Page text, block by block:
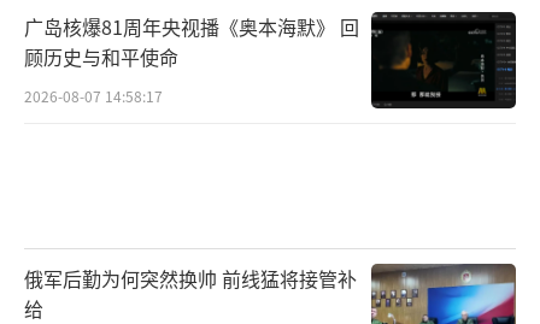
广岛核爆81周年央视播《奥本海默》 回
顾历史与和平使命
2026-08-07 14:58:17
俄军后勤为何突然换帅 前线猛将接管补
给